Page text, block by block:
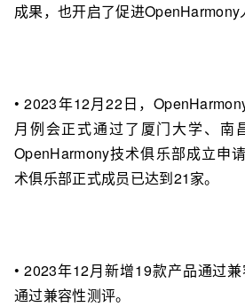
成果，也开启了促进
• 2023年12月22日，
月例会正式通过了厦门大学、南
OpenHarmony技术俱乐部成立申
术俱乐部正式成员已达到21家。
• 2023年12月新增19款产品通过
通过兼容性测评。